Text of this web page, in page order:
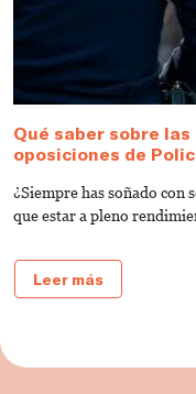
Qué saber sobre
oposiciones de
¿Siempre has soñado con
que estar a pleno
Leer más